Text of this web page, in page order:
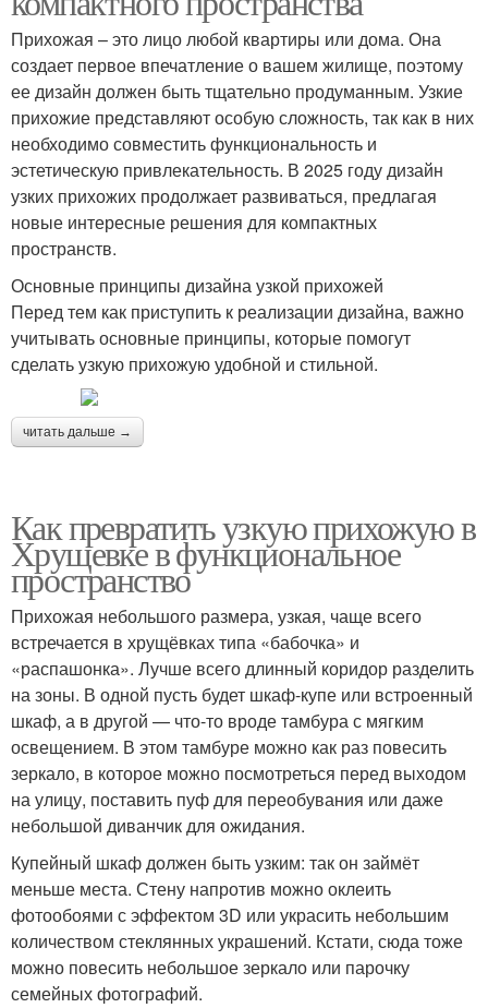
Прихожая – это лицо любой квартиры или дома. Она
создает первое впечатление о вашем жилище, поэтому
ее дизайн должен быть тщательно продуманным. Узкие
прихожие представляют особую сложность, так как в них
необходимо совместить функциональность и
эстетическую привлекательность. В 2025 году дизайн
узких прихожих продолжает развиваться, предлагая
новые интересные решения для компактных
пространств.
Основные принципы дизайна узкой прихожей
Перед тем как приступить к реализации дизайна, важно
учитывать основные принципы, которые помогут
сделать узкую прихожую удобной и стильной.
читать дальше →
Как превратить узкую прихожую в
Хрущевке в функциональное
пространство
Прихожая небольшого размера, узкая, чаще всего
встречается в хрущёвках типа «бабочка» и
«распашонка». Лучше всего длинный коридор разделить
на зоны. В одной пусть будет шкаф-купе или встроенный
шкаф, а в другой — что-то вроде тамбура с мягким
освещением. В этом тамбуре можно как раз повесить
зеркало, в которое можно посмотреться перед выходом
на улицу, поставить пуф для переобувания или даже
небольшой диванчик для ожидания.
Купейный шкаф должен быть узким: так он займёт
меньше места. Стену напротив можно оклеить
фотообоями с эффектом 3D или украсить небольшим
количеством стеклянных украшений. Кстати, сюда тоже
можно повесить небольшое зеркало или парочку
семейных фотографий.